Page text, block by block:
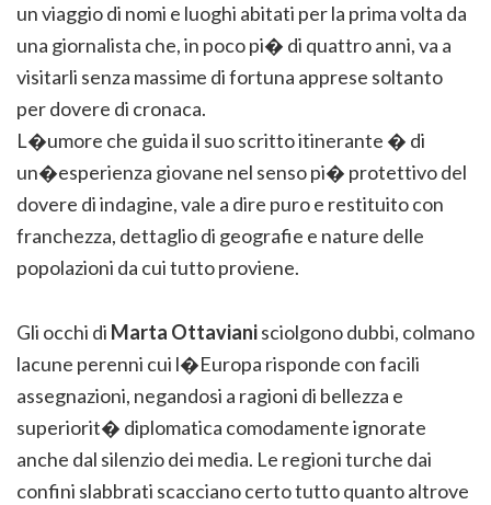
un viaggio di nomi e luoghi abitati per la prima volta da
una giornalista che, in poco pi� di quattro anni, va a
visitarli senza massime di fortuna apprese soltanto
per dovere di cronaca.
L�umore che guida il suo scritto itinerante � di
un�esperienza giovane nel senso pi� protettivo del
dovere di indagine, vale a dire puro e restituito con
franchezza, dettaglio di geografie e nature delle
popolazioni da cui tutto proviene.
Gli occhi di Marta Ottavianisciolgono dubbi, colmano
lacune perenni cui l�Europa risponde con facili
assegnazioni, negandosi a ragioni di bellezza e
superiorit� diplomatica comodamente ignorate
anche dal silenzio dei media. Le regioni turche dai
confini slabbrati scacciano certo tutto quanto altrove